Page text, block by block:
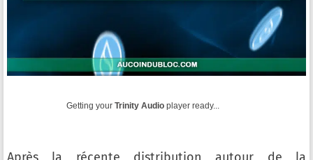
Getting your Trinity Audio player ready...